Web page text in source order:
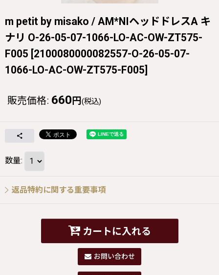
m petit by misako / AM*NIヘッドドレスA キ
ナリ O-26-05-07-1066-LO-AC-OW-ZT575-
F005 [2100080000082557-O-26-05-07-
1066-LO-AC-OW-ZT575-F005]
販売価格: 660 円 (税込)
数量:
返品特約に関する重要事項
カートに入れる
お問い合わせ